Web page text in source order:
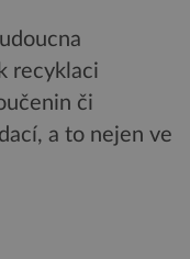
recyklaci
či
a to nejen ve